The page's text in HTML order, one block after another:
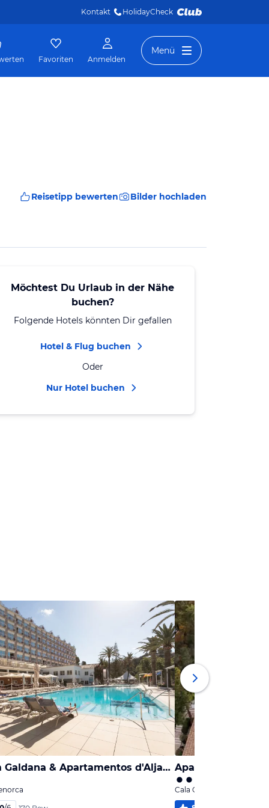
Kontakt HolidayCheck
Favoriten Anmelden
Menü
Reisetipp bewerten Bilder hochladen
Möchtest Du Urlaub in der Nähe
buchen?
Folgende Hotels könnten Dir gefallen
Hotel & Flug buchen
Oder
Nur Hotel buchen
Minura Cala Galdana & Apartamentos d'Aljandar Apartments
Cala Galdana, Menorca